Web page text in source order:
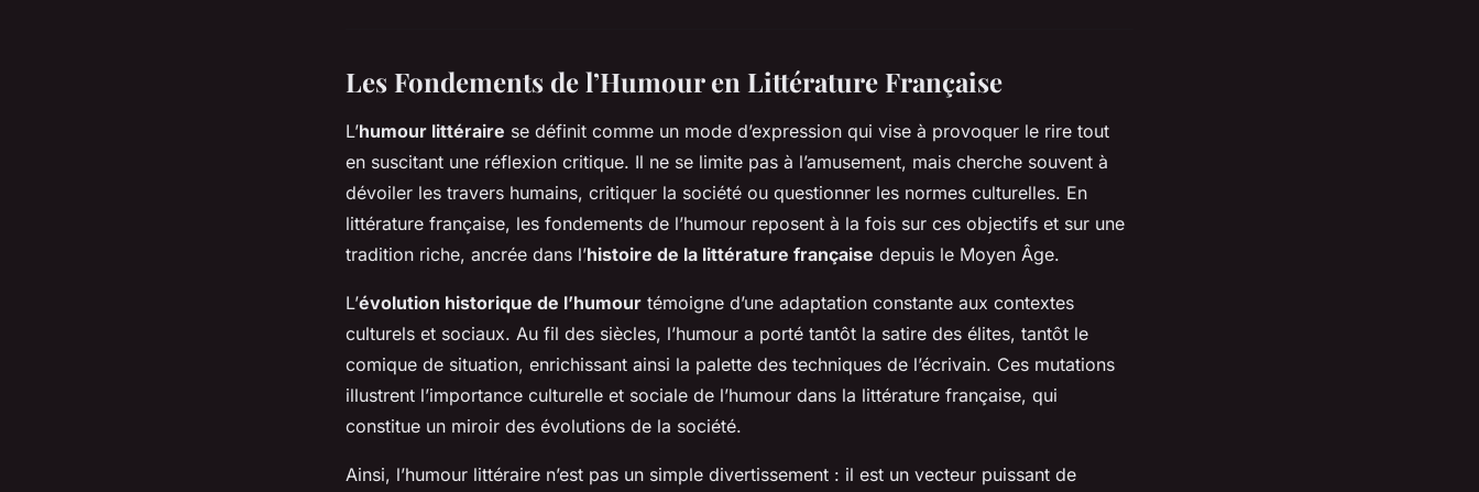
Les Fondements de l’Humour en Littérature Française
L’humour littéraire se définit comme un mode d’expression qui vise à provoquer le rire tout
en suscitant une réflexion critique. Il ne se limite pas à l’amusement, mais cherche souvent à
dévoiler les travers humains, critiquer la société ou questionner les normes culturelles. En
littérature française, les fondements de l’humour reposent à la fois sur ces objectifs et sur une
tradition riche, ancrée dans l’histoire de la littérature française depuis le Moyen Âge.
L’évolution historique de l’humour témoigne d’une adaptation constante aux contextes
culturels et sociaux. Au fil des siècles, l’humour a porté tantôt la satire des élites, tantôt le
comique de situation, enrichissant ainsi la palette des techniques de l’écrivain. Ces mutations
illustrent l’importance culturelle et sociale de l’humour dans la littérature française, qui
constitue un miroir des évolutions de la société.
Ainsi, l’humour littéraire n’est pas un simple divertissement : il est un vecteur puissant de